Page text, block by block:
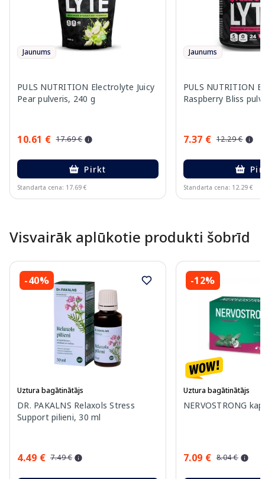
Jaunums
PULS NUTRITION Electrolyte Juicy
Pear pulveris, 240 g
10.61 € 17.69 €
Pirkt
Standarta cena: 17.69 €
Jaunums
PULS NUTRITION
Raspberry Bliss
7.37 € 12.29 €
Standarta cena: 12.29 €
Visvairāk aplūkotie produkti šobrīd
-40%
Uztura bagātinātājs
DR. PAKALNS Relaxols Stress
Support pilieni, 30 ml
4.49 € 7.49 €
-12%
Uztura bagātinātājs
NERVOSTRONG
7.09 € 8.04 €